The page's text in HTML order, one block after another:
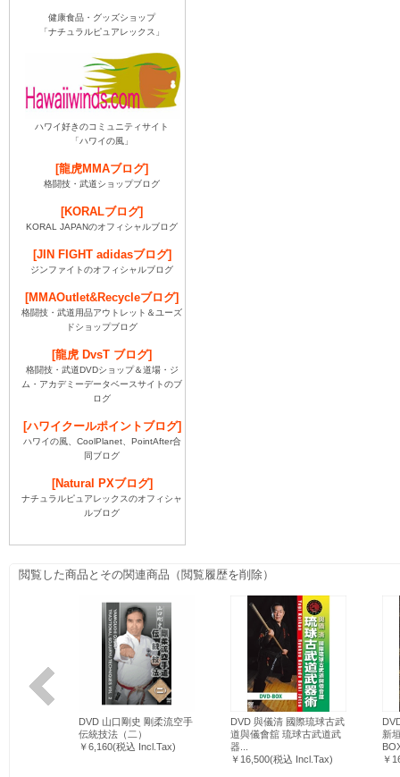
健康食品・グッズショップ
「ナチュラルピュアレックス」
ハワイ好きのコミュニティサイト
「ハワイの風」
[龍虎MMAブログ]
格闘技・武道ショップブログ
[KORALブログ]
KORAL JAPANのオフィシャルブログ
[JIN FIGHT adidasブログ]
ジンファイトのオフィシャルブログ
[MMAOutlet&Recycleブログ]
格闘技・武道用品アウトレット＆ユーズ
ドショップブログ
[龍虎 DvsT ブログ]
格闘技・武道DVDショップ＆道場・ジ
ム・アカデミーデータベースサイトのブ
ログ
[ハワイクールポイントブログ]
ハワイの風、CoolPlanet、PointAfter合
同ブログ
[Natural PXブログ]
ナチュラルピュアレックスのオフィシャ
ルブログ